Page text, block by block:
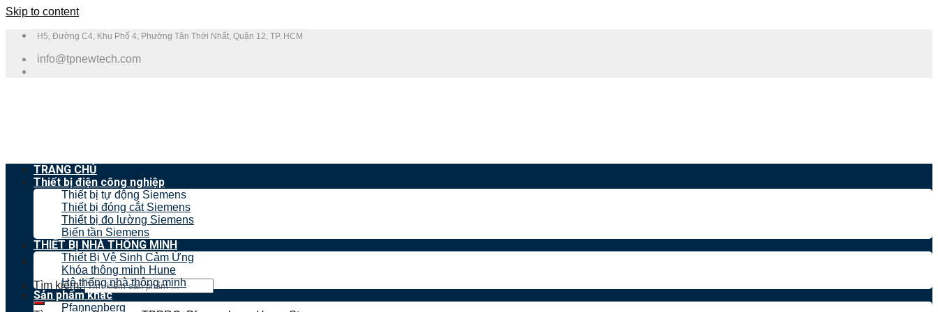
Skip to content
H5, Đường C4, Khu Phố 4, Phường Tân Thới Nhất, Quận 12, TP. HCM
info@tpnewtech.com
Tìm kiếm:
TRANG CHỦ
Thiết bị điện công nghiệp
Thiết bị tự động Siemens
Thiết bị đóng cắt Siemens
Thiết bị đo lường Siemens
Biến tần Siemens
THIẾT BỊ NHÀ THÔNG MINH
Thiết Bị Vệ Sinh Cảm Ứng
Khóa thông minh Hune
Hệ thống nhà thông minh
Sản phẩm khác
Pfannenberg